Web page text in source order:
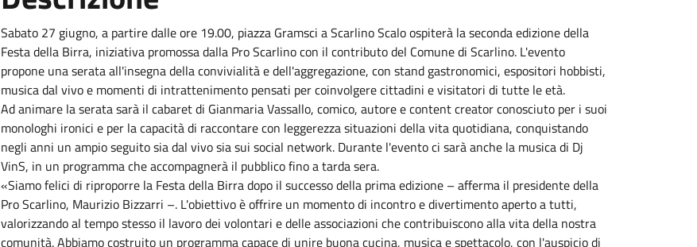
Sabato 27 giugno, a partire dalle ore 19.00, piazza Gramsci a Scarlino Scalo ospiterà la seconda edizione della
Festa della Birra, iniziativa promossa dalla Pro Scarlino con il contributo del Comune di Scarlino. L'evento
propone una serata all'insegna della convivialità e dell'aggregazione, con stand gastronomici, espositori hobbisti,
musica dal vivo e momenti di intrattenimento pensati per coinvolgere cittadini e visitatori di tutte le età.
Ad animare la serata sarà il cabaret di Gianmaria Vassallo, comico, autore e content creator conosciuto per i suoi
monologhi ironici e per la capacità di raccontare con leggerezza situazioni della vita quotidiana, conquistando
negli anni un ampio seguito sia dal vivo sia sui social network. Durante l'evento ci sarà anche la musica di Dj
VinS, in un programma che accompagnerà il pubblico fino a tarda sera.
«Siamo felici di riproporre la Festa della Birra dopo il successo della prima edizione – afferma il presidente della
Pro Scarlino, Maurizio Bizzarri –. L'obiettivo è offrire un momento di incontro e divertimento aperto a tutti,
valorizzando al tempo stesso il lavoro dei volontari e delle associazioni che contribuiscono alla vita della nostra
comunità. Abbiamo costruito un programma capace di unire buona cucina, musica e spettacolo, con l'auspicio di